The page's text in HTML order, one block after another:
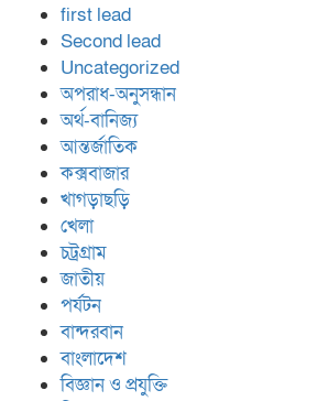
first lead
Second lead
Uncategorized
অপরাধ-অনুসন্ধান
অর্থ-বানিজ্য
আন্তর্জাতিক
কক্সবাজার
খাগড়াছড়ি
খেলা
চট্রগ্রাম
জাতীয়
পর্যটন
বান্দরবান
বাংলাদেশ
বিজ্ঞান ও প্রযুক্তি